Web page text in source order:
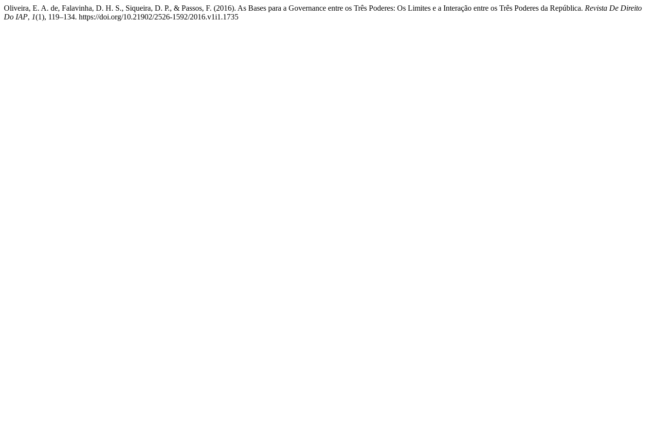
Oliveira, E. A. de, Falavinha, D. H. S., Siqueira, D. P., & Passos, F. (2016). As Bases para a Governance entre os Três Poderes: Os Limites e a Interação entre os Três Poderes da República. Revista De Direito
Do IAP, 1(1), 119–134. https://doi.org/10.21902/2526-1592/2016.v1i1.1735